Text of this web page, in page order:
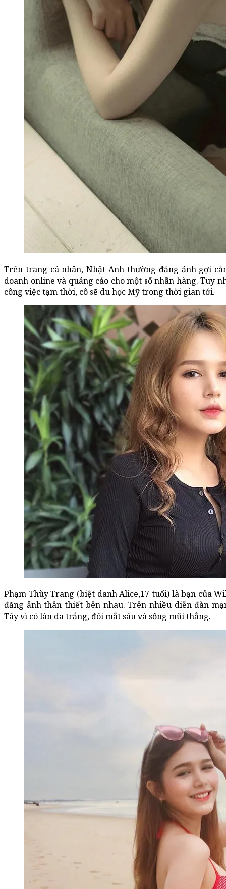
Trên trang cá nhân, Nhật Anh thường đăng ảnh gợi
doanh online và quảng cáo cho một số nhãn hàng. Tuy
công việc tạm thời, cô sẽ du học Mỹ trong thời gian tới.
Phạm Thùy Trang (biệt danh Alice,17 tuổi) là bạn của
đăng ảnh thân thiết bên nhau. Trên nhiều diễn đàn
Tây vì có làn da trắng, đôi mắt sâu và sống mũi thẳng.